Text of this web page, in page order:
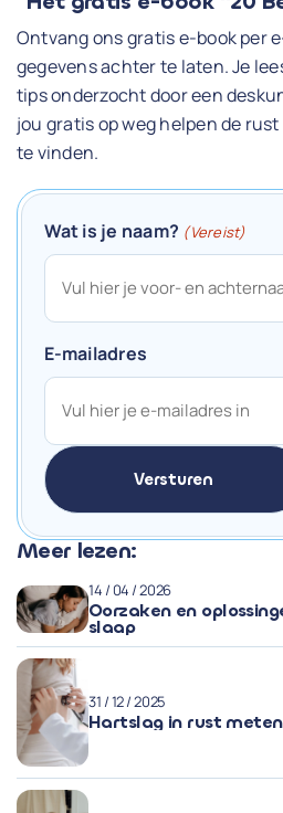
Meer lezen:
14 / 04 / 2026
Oorzaken en
slaap
31 / 12 / 2025
Hartslag in rust
Ontvang ons gratis e-book per
gegevens achter te laten. Je
tips onderzocht door een
jou gratis op weg helpen de
te vinden.
Wat is je naam? (Vereist)
E-mailadres